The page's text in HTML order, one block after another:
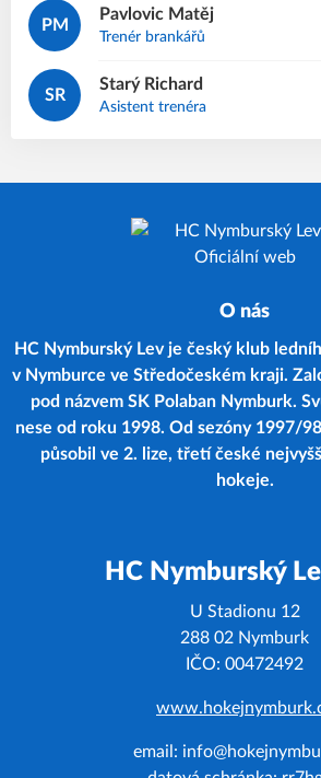
PM
Matěj
Pavlovic
Trenér brankářů
SR
Richard
Starý
Asistent trenéra
O nás
HC Nymburský Lev je český klub
v Nymburce ve Středočeském kraji.
pod názvem SK Polaban Nymburk.
nese od roku 1998. Od sezóny 1997/
působil ve 2. lize, třetí české
hokeje.
HC Nymburský
U Stadionu 12
288 02 Nymburk
IČO: 00472492
email: